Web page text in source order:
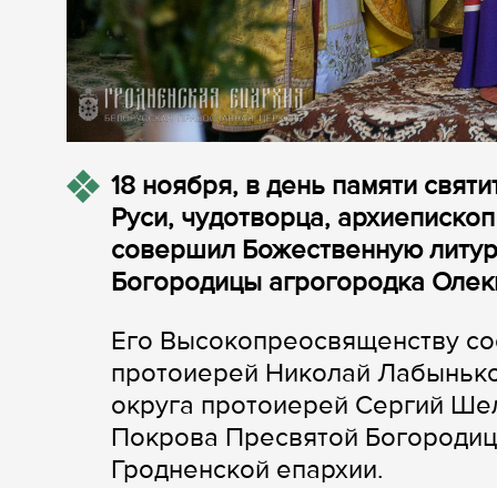
18 ноября, в день памяти
Руси, чудотворца,
совершил Божественную
Богородицы агрогородка
Его Высокопреосвященству
протоиерей Николай
округа протоиерей Сергий
Покрова Пресвятой
Гродненской епархии.